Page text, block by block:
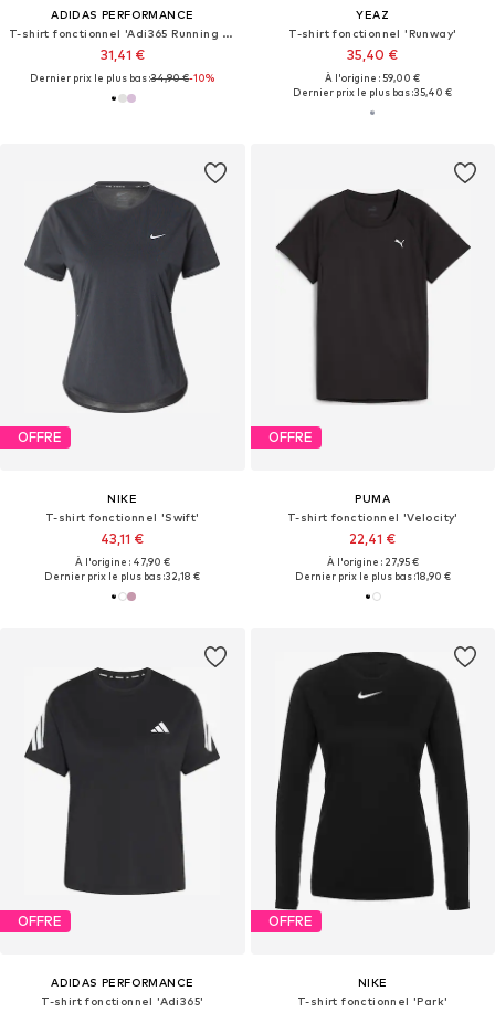
ADIDAS PERFORMANCE
T-shirt fonctionnel 'Adi365 Running Essentials'
31,41 €
Dernier prix le plus bas :34,90 €-10%
YEAZ
T-shirt fonctionnel 'Runway'
35,40 €
À l'origine : 59,00 €
Dernier prix le plus bas :35,40 €
OFFRE
NIKE
T-shirt fonctionnel 'Swift'
43,11 €
À l'origine : 47,90 €
Dernier prix le plus bas :32,18 €
OFFRE
PUMA
T-shirt fonctionnel 'Velocity'
22,41 €
À l'origine : 27,95 €
Dernier prix le plus bas :18,90 €
OFFRE
ADIDAS PERFORMANCE
T-shirt fonctionnel 'Adi365'
OFFRE
NIKE
T-shirt fonctionnel 'Park'